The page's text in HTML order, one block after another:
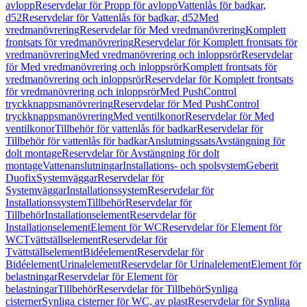
avloppReservdelar för Propp för avloppVattenlås för badkar,
d52Reservdelar för Vattenlås för badkar, d52Med
vredmanövreringReservdelar för Med vredmanövreringKomplett
frontsats för vredmanövreringReservdelar för Komplett frontsats för
vredmanövreringMed vredmanövrering och inloppsrörReservdelar
för Med vredmanövrering och inloppsrörKomplett frontsats för
vredmanövrering och inloppsrörReservdelar för Komplett frontsats
för vredmanövrering och inloppsrörMed PushControl
tryckknappsmanövreringReservdelar för Med PushControl
tryckknappsmanövreringMed ventilkonorReservdelar för Med
ventilkonorTillbehör för vattenlås för badkarReservdelar för
Tillbehör för vattenlås för badkarAnslutningssatsAvstängning för
dolt montageReservdelar för Avstängning för dolt
montageVattenanslutningarInstallations- och spolsystemGeberit
DuofixSystemväggarReservdelar för
SystemväggarInstallationssystemReservdelar för
InstallationssystemTillbehörReservdelar för
TillbehörInstallationselementReservdelar för
InstallationselementElement för WCReservdelar för Element för
WCTvättställselementReservdelar för
TvättställselementBidéelementReservdelar för
BidéelementUrinalelementReservdelar för UrinalelementElement för
belastningarReservdelar för Element för
belastningarTillbehörReservdelar för TillbehörSynliga
cisternerSynliga cisterner för WC, av plastReservdelar för Synliga